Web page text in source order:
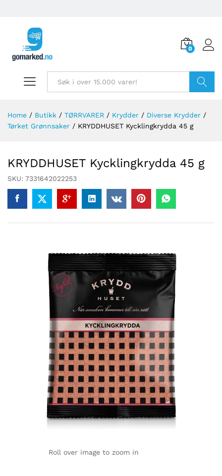
0
Home / Butikk / TØRRVARER / Krydder / Diverse Krydder /
Tørket Grønnsaker / KRYDDHUSET Kycklingkrydda 45 g
KRYDDHUSET Kycklingkrydda 45 g
SKU: 7331642022253
Roll over image to zoom in